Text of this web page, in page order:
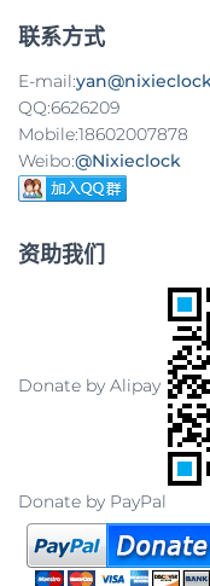
联系方式
E-mail:
QQ:6626209
Mobile:18602007878
Weibo:@Nixieclock
资助我们
Donate by Alipay
Donate by PayPal